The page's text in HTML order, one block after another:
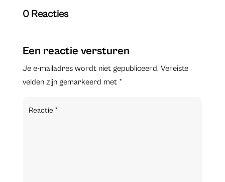
0 Reacties
Een reactie versturen
Je e-mailadres wordt niet gepubliceerd. Vereiste
velden zijn gemarkeerd met *